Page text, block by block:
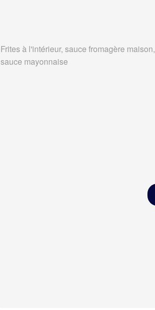
Frites à l'intérieur, sauce fromagère maison,
sauce mayonnaise